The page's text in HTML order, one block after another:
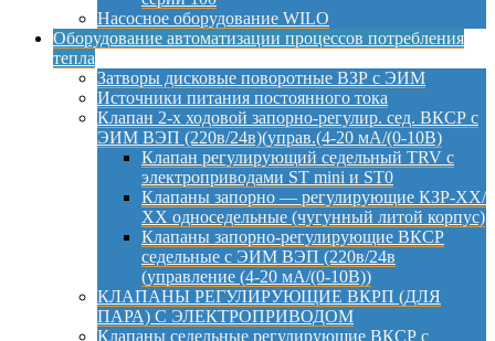
Насосное оборудование WILO
Оборудование автоматизации процессов потребления
тепла
Затворы дисковые поворотные ВЗР с ЭИМ
Источники питания постоянного тока
Клапан 2-х ходовой запорно-регулир. сед. ВКСР с
ЭИМ ВЭП (220в/24в)(управ.(4-20 мА/(0-10В)
Клапан регулирующий седельный TRV с
электроприводами ST mini и ST0
Клапаны запорно — регулирующие КЗР-ХХ/
ХХ односедельные (чугунный литой корпус)
Клапаны запорно-регулирующие ВКСР
седельные с ЭИМ ВЭП (220в/24в
(управление (4-20 мА/(0-10В))
КЛАПАНЫ РЕГУЛИРУЮЩИЕ ВКРП (ДЛЯ
ПАРА) С ЭЛЕКТРОПРИВОДОМ
Клапаны седельные регулирующие ВКСР с